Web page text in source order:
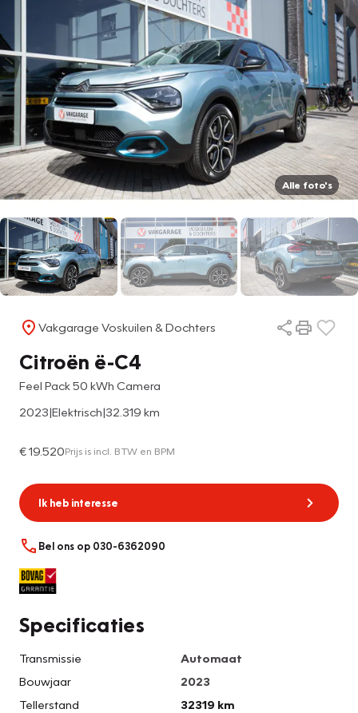
Alle foto's
Vakgarage Voskuilen & Dochters
Citroën ë-C4
Feel Pack 50 kWh Camera
2023|Elektrisch|32.319 km
€ 19.520Prijs is incl. BTW en BPM
Ik heb interesse
Bel ons op 030-6362090
Specificaties
Transmissie
Automaat
Bouwjaar
2023
Tellerstand
32319 km